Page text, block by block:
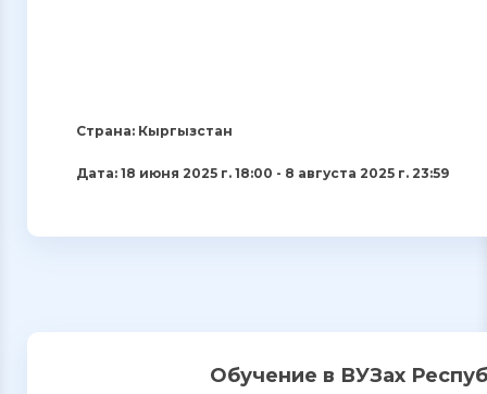
Страна: Кыргызстан
Дата: 18 июня 2025 г. 18:00 - 8 августа 2025 г. 23:59
Обучение в ВУЗах